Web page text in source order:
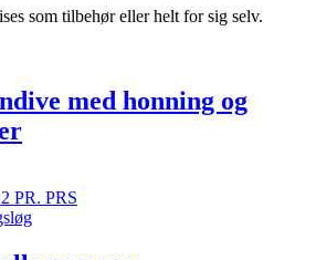
som tilbehør eller helt for sig selv.
med honning og
PR. PRS